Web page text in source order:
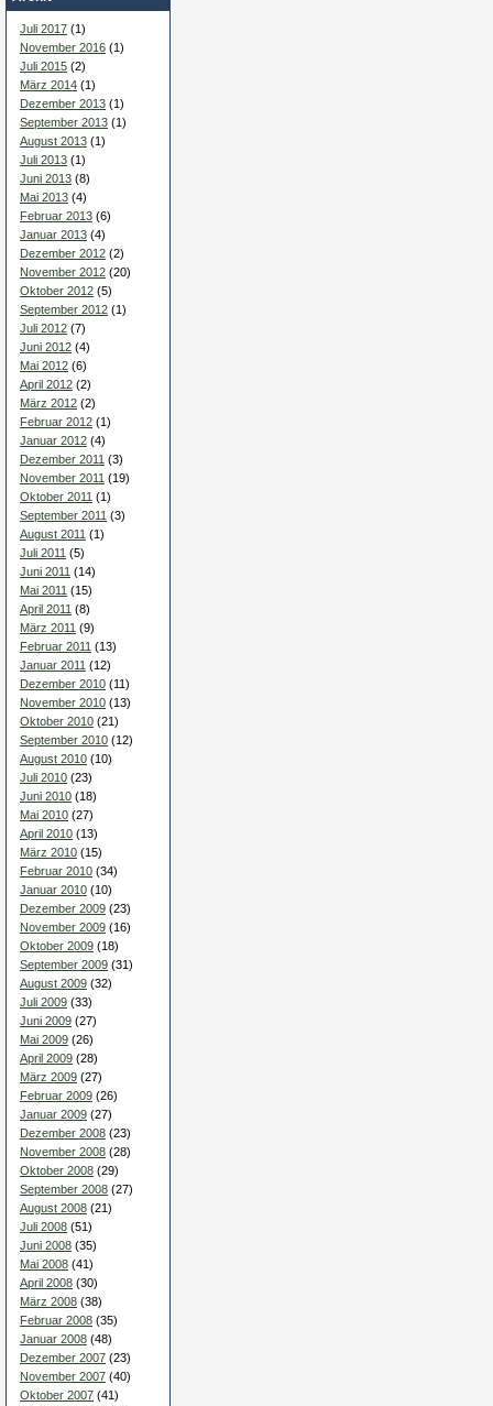
Juli 2017 (1)
November 2016 (1)
Juli 2015 (2)
März 2014 (1)
Dezember 2013 (1)
September 2013 (1)
August 2013 (1)
Juli 2013 (1)
Juni 2013 (8)
Mai 2013 (4)
Februar 2013 (6)
Januar 2013 (4)
Dezember 2012 (2)
November 2012 (20)
Oktober 2012 (5)
September 2012 (1)
Juli 2012 (7)
Juni 2012 (4)
Mai 2012 (6)
April 2012 (2)
März 2012 (2)
Februar 2012 (1)
Januar 2012 (4)
Dezember 2011 (3)
November 2011 (19)
Oktober 2011 (1)
September 2011 (3)
August 2011 (1)
Juli 2011 (5)
Juni 2011 (14)
Mai 2011 (15)
April 2011 (8)
März 2011 (9)
Februar 2011 (13)
Januar 2011 (12)
Dezember 2010 (11)
November 2010 (13)
Oktober 2010 (21)
September 2010 (12)
August 2010 (10)
Juli 2010 (23)
Juni 2010 (18)
Mai 2010 (27)
April 2010 (13)
März 2010 (15)
Februar 2010 (34)
Januar 2010 (10)
Dezember 2009 (23)
November 2009 (16)
Oktober 2009 (18)
September 2009 (31)
August 2009 (32)
Juli 2009 (33)
Juni 2009 (27)
Mai 2009 (26)
April 2009 (28)
März 2009 (27)
Februar 2009 (26)
Januar 2009 (27)
Dezember 2008 (23)
November 2008 (28)
Oktober 2008 (29)
September 2008 (27)
August 2008 (21)
Juli 2008 (51)
Juni 2008 (35)
Mai 2008 (41)
April 2008 (30)
März 2008 (38)
Februar 2008 (35)
Januar 2008 (48)
Dezember 2007 (23)
November 2007 (40)
Oktober 2007 (41)